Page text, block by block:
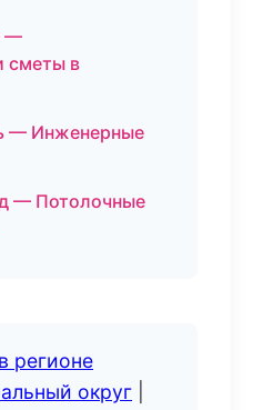
—
сметы в
— Инженерные
— Потолочные
регионе
округ